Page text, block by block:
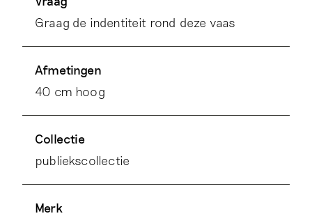
Graag de indentiteit rond deze vaas
Afmetingen
40 cm hoog
Collectie
publiekscollectie
Merk